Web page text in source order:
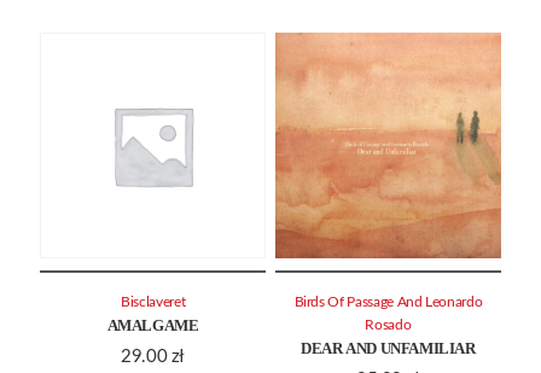
AMALGAME
29.00 zł
Bisclaveret
DEAR AND UNFAMILIAR
Birds Of Passage And Leonardo
Rosado